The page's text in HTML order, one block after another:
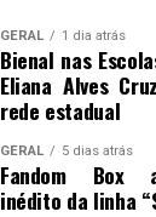
GERAL 1 dia atrás
Bienal nas
Eliana Alves
rede estadual
GERAL 5 dias atrás
Fandom Box
inédito da linha